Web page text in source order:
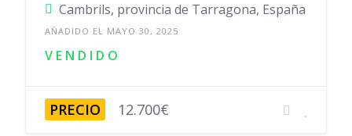
Cambrils, provincia de Tarragona, España
AÑADIDO EL MAYO 30, 2025
V E N D I D O
PRECIO 12.700€